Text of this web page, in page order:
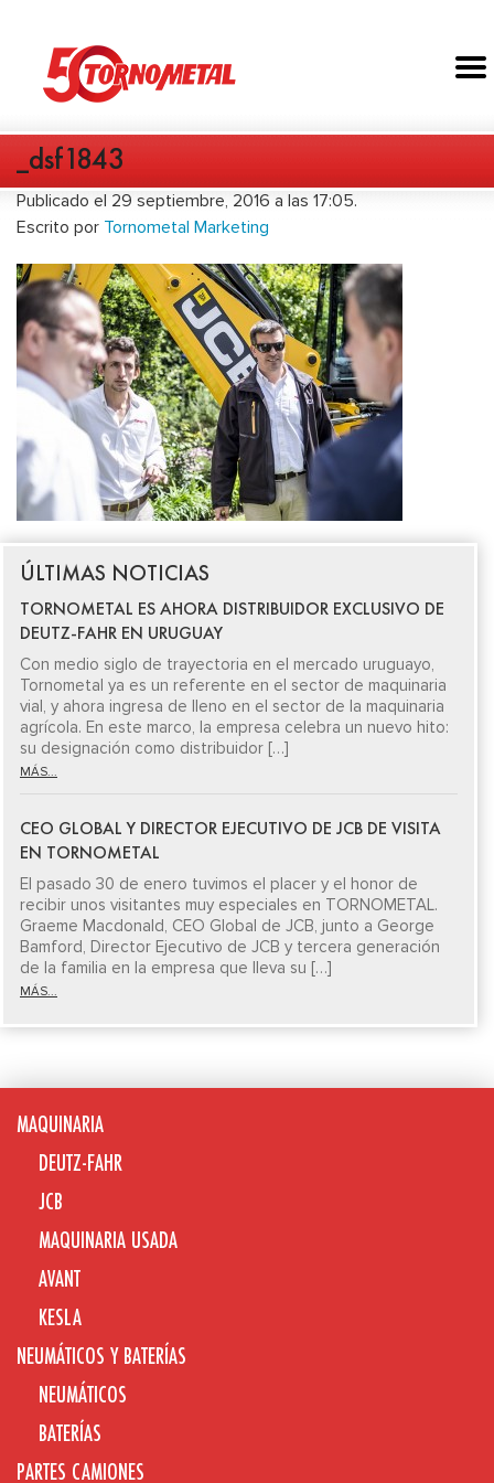
_dsf1843
Publicado el 29 septiembre, 2016 a las 17:05.
Escrito por Tornometal Marketing
ÚLTIMAS NOTICIAS
TORNOMETAL ES AHORA DISTRIBUIDOR EXCLUSIVO DE
DEUTZ-FAHR EN URUGUAY
Con medio siglo de trayectoria en el mercado uruguayo,
Tornometal ya es un referente en el sector de maquinaria
vial, y ahora ingresa de lleno en el sector de la maquinaria
agrícola. En este marco, la empresa celebra un nuevo hito:
su designación como distribuidor […]
MÁS...
CEO GLOBAL Y DIRECTOR EJECUTIVO DE JCB DE VISITA
EN TORNOMETAL
El pasado 30 de enero tuvimos el placer y el honor de
recibir unos visitantes muy especiales en TORNOMETAL.
Graeme Macdonald, CEO Global de JCB, junto a George
Bamford, Director Ejecutivo de JCB y tercera generación
de la familia en la empresa que lleva su […]
MÁS...
MAQUINARIA
DEUTZ-FAHR
JCB
MAQUINARIA USADA
AVANT
KESLA
NEUMÁTICOS Y BATERÍAS
NEUMÁTICOS
BATERÍAS
PARTES CAMIONES